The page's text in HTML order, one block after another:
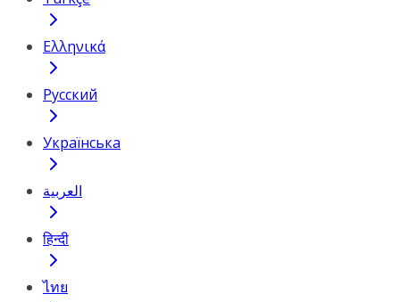
Ελληνικά
Русский
Українська
العربية
हिन्दी
ไทย